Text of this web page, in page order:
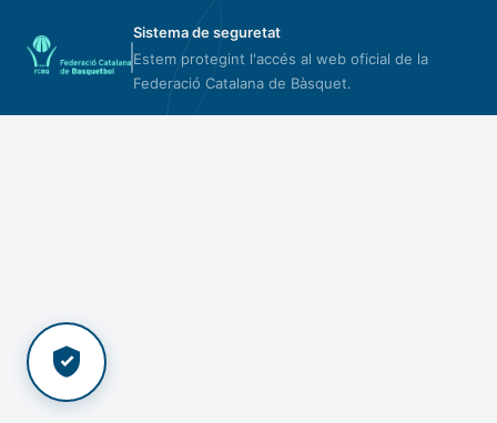
Sistema de seguretat
Estem protegint l'accés al web oficial de la
Federació Catalana de Bàsquet.